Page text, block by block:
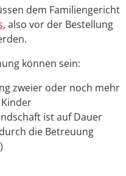
dem Familiengericht
, also vor der Bestellung
können sein:
zweier oder noch mehr
ist auf Dauer
die Betreuung